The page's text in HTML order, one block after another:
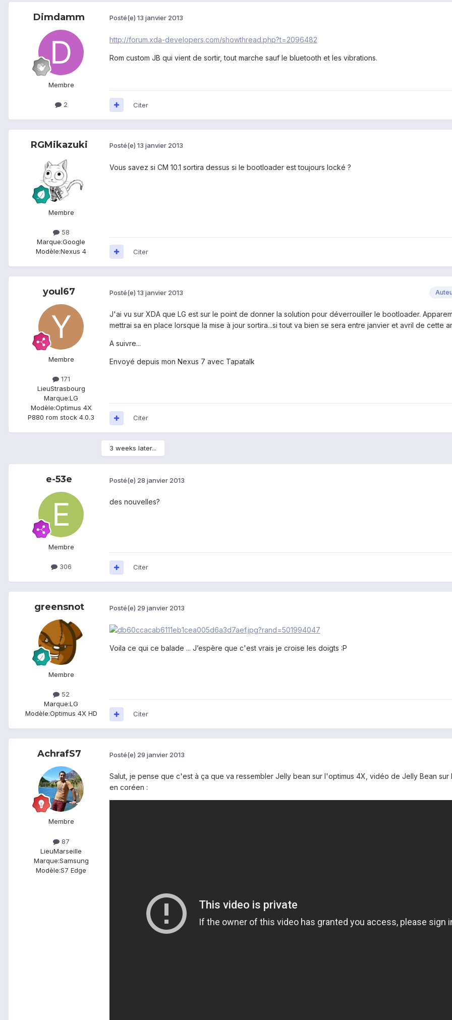
Dimdamm
Membre
2
Posté(e) 13 janvier 2013
http://forum.xda-developers.com/showthread.php?t=2096482
Rom custom JB qui vient de sortir, tout marche sauf le bluetooth et les vibrations.
Citer
RGMikazuki
Membre
58
Marque:Google
Modèle:Nexus 4
Posté(e) 13 janvier 2013
Vous savez si CM 10.1 sortira dessus si le bootloader est toujours locké ?
Citer
youl67
Membre
171
LieuStrasbourg
Marque:LG
Modèle:Optimus 4X
P880 rom stock 4.0.3
Posté(e) 13 janvier 2013
J'ai vu sur XDA que LG est sur le point de donner la solution pour déverrouiller le bootloader.
mettrai sa en place lorsque la mise à jour sortira...si tout va bien se sera entre janvier et avril de cette
A suivre...
Envoyé depuis mon Nexus 7 avec Tapatalk
Citer
3 weeks later...
e-53e
Membre
306
Posté(e) 28 janvier 2013
des nouvelles?
Citer
greensnot
Membre
52
Marque:LG
Modèle:Optimus 4X HD
Posté(e) 29 janvier 2013
Voila ce qui ce balade ... J’espère que c'est vrais je croise les doigts :P
Citer
AchrafS7
Membre
87
LieuMarseille
Marque:Samsung
Modèle:S7 Edge
Posté(e) 29 janvier 2013
Salut, je pense que c'est à ça que va ressembler Jelly bean sur l'optimus 4X, vidéo de Jelly Bean sur
en coréen :